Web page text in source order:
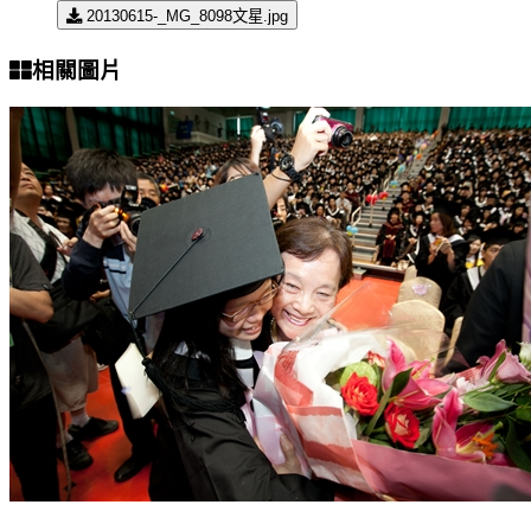
20130615-_MG_8098文星.jpg
相關圖片